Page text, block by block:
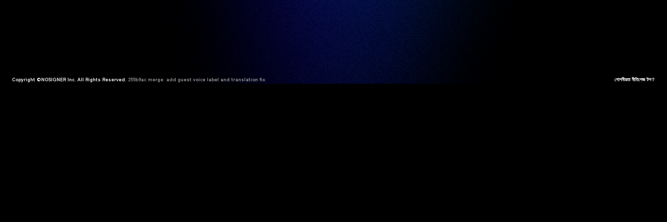
Copyright ©NOSIGNER Inc. All Rights Reserved. 255b9ac merge: add guest voice label and translation fix গোপনীয়তা নীতিপেজ টপ